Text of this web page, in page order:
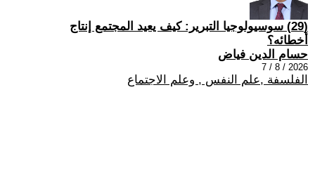
(29) سوسيولوجيا التبرير: كيف يعيد المجتمع إنتاج
أخطائه؟
حسام الدين فياض
2026 / 8 / 7
الفلسفة ,علم النفس , وعلم الاجتماع